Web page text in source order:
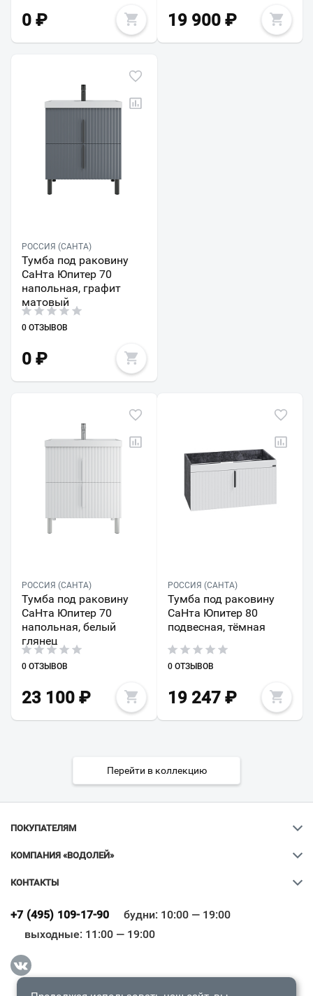
0 ₽ 19 900₽
РОССИЯ (САНТА)
Тумба под раковину
СаНта Юпитер 70
напольная, графит
матовый
0 ОТЗЫВОВ
0 ₽
РОССИЯ (САНТА)
Тумба под раковину
СаНта Юпитер 70
напольная, белый
глянец
0 ОТЗЫВОВ
23 100 ₽
РОССИЯ (САНТА)
Тумба под раковину
СаНта Юпитер 80
подвесная, тёмная
0 ОТЗЫВОВ
19 247₽
Перейти в коллекцию
ПОКУПАТЕЛЯМ
КОМПАНИЯ «ВОДОЛЕЙ»
КОНТАКТЫ
+7 (495) 109-17-90
будни: 10:00 — 19:00
выходные: 11:00 — 19:00
Всё верно